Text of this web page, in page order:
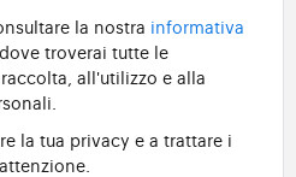
la nostra informativa
troverai tutte le
all'utilizzo e alla
la tua privacy e a trattare i